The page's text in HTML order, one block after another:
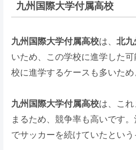
九州国際大学付属高校
九州国際大学付属高校は、 北九
いため、この学校に進学した
校に進学するケースも多いた
九州国際大学付属高校は、こ
まるため、競争率も高いです
でサッカーを続けていたとい